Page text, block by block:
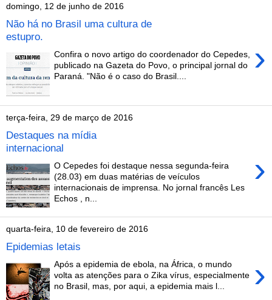
domingo, 12 de junho de 2016
Não há no Brasil uma cultura de
estupro.
›
Confira o novo artigo do coordenador do Cepedes,
publicado na Gazeta do Povo, o principal jornal do
Paraná. "Não é o caso do Brasil....
terça-feira, 29 de março de 2016
Destaques na mídia
internacional
›
O Cepedes foi destaque nessa segunda-feira
(28.03) em duas matérias de veículos
internacionais de imprensa. No jornal francês Les
Echos , n...
quarta-feira, 10 de fevereiro de 2016
Epidemias letais
›
Após a epidemia de ebola, na África, o mundo
volta as atenções para o Zika vírus, especialmente
no Brasil, mas, por aqui, a epidemia mais l...